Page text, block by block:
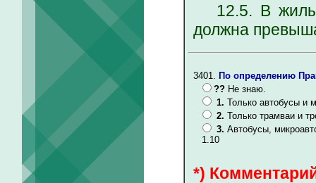
12.5. В
должна
3401.
По определению
?? Не знаю.
1. Только автобусы и
2. Только трамваи и
3. Автобусы,
1.10
*)